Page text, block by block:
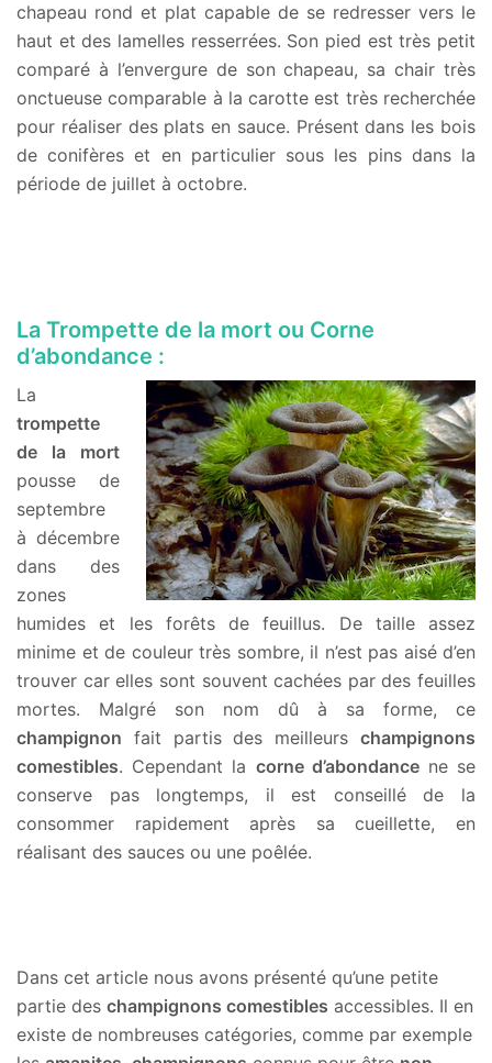
chapeau rond et plat capable de se redresser vers le
haut et des lamelles resserrées. Son pied est très petit
comparé à l’envergure de son chapeau, sa chair très
onctueuse comparable à la carotte est très recherchée
pour réaliser des plats en sauce. Présent dans les bois
de conifères et en particulier sous les pins dans la
période de juillet à octobre.
La Trompette de la mort ou Corne
d’abondance :
La
trompette
de la mort
pousse de
septembre
à décembre
dans des
zones
humides et les forêts de feuillus. De taille assez
minime et de couleur très sombre, il n’est pas aisé d’en
trouver car elles sont souvent cachées par des feuilles
mortes. Malgré son nom dû à sa forme, ce
champignon fait partis des meilleurs champignons
comestibles. Cependant la corne d’abondancene se
conserve pas longtemps, il est conseillé de la
consommer rapidement après sa cueillette, en
réalisant des sauces ou une poêlée.
Dans cet article nous avons présenté qu’une petite
partie des champignons comestibles accessibles. Il en
existe de nombreuses catégories, comme par exemple